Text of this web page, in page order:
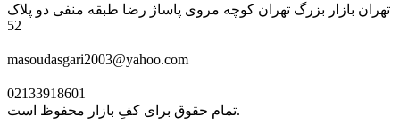
تهران بازار بزرگ تهران کوچه مروی پاساژ رضا طبقه منفی دو پلاک
52
masoudasgari2003@yahoo.com
02133918601
تمام حقوق برای کفِ بازار محفوظ است.